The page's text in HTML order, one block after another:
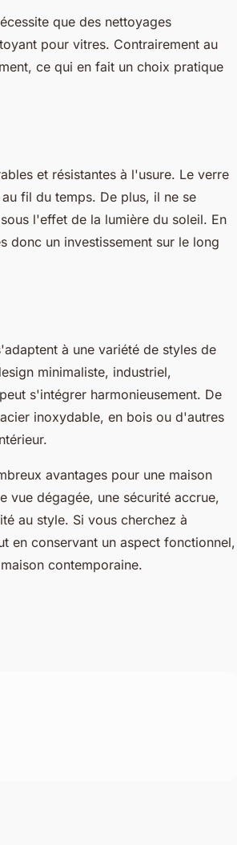
que des nettoyages
pour vitres. Contrairement au
ce qui en fait un choix pratique
et résistantes à l'usure. Le verre
fil du temps. De plus, il ne se
l'effet de la lumière du soleil. En
donc un investissement sur le long
à une variété de styles de
minimaliste, industriel,
s'intégrer harmonieusement. De
inoxydable, en bois ou d'autres
avantages pour une maison
vue dégagée, une sécurité accrue,
au style. Si vous cherchez à
en conservant un aspect fonctionnel,
contemporaine.